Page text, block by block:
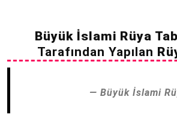
Büyük İslami Rüya
Tarafından Yapılan
Büyük İslami